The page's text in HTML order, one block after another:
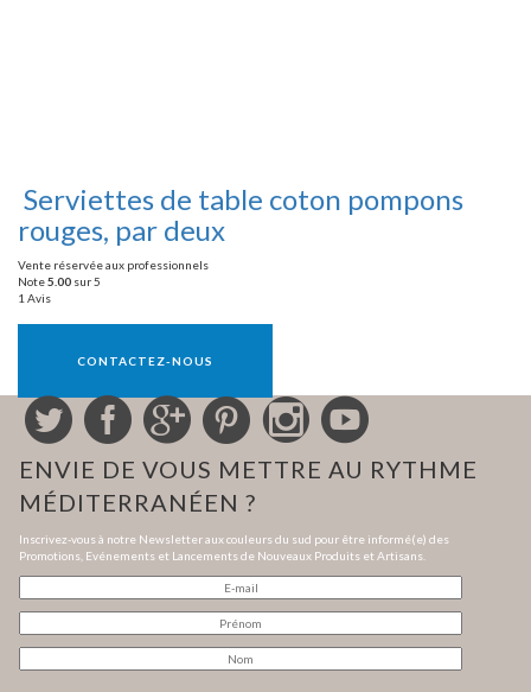
Serviettes de table coton pompons
rouges, par deux
Vente réservée aux professionnels
Note5.00 sur 5
1 Avis
CONTACTEZ-NOUS
ENVIE DE VOUS METTRE AU RYTHME
MÉDITERRANÉEN ?
Inscrivez-vous à notre Newsletter aux couleurs du sud pour être informé(e) des
Promotions, Evénements et Lancements de Nouveaux Produits et Artisans.